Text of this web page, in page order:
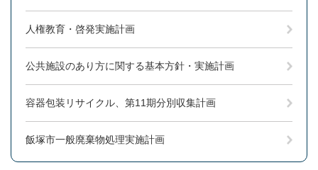
人権教育・啓発実施計画
公共施設のあり方に関する基本方針・実施計画
容器包装リサイクル、第11期分別収集計画
飯塚市一般廃棄物処理実施計画